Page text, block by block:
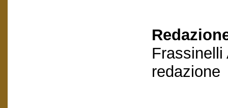
Frassinelli
redazione